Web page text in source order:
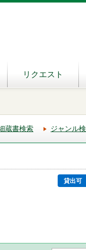
リクエスト
蔵書検索 ジャンル
貸出可